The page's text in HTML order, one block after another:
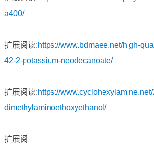
a400/
扩展阅读:https://www.bdmaee.net/high-
42-2-potassium-neodecanoate/
扩展阅读:https://
dimethylaminoethoxyethanol/
扩展阅